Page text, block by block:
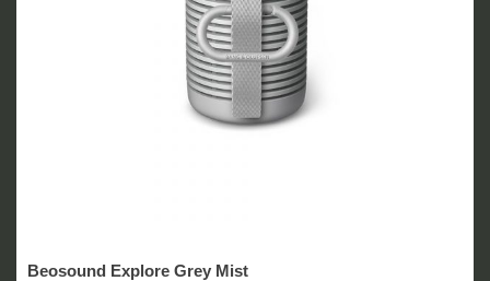
Beosound Explore Grey Mist